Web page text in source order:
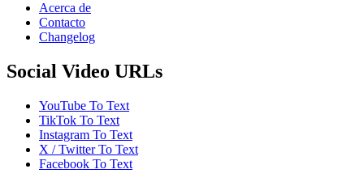
Acerca de
Contacto
Changelog
Social Video URLs
YouTube To Text
TikTok To Text
Instagram To Text
X / Twitter To Text
Facebook To Text